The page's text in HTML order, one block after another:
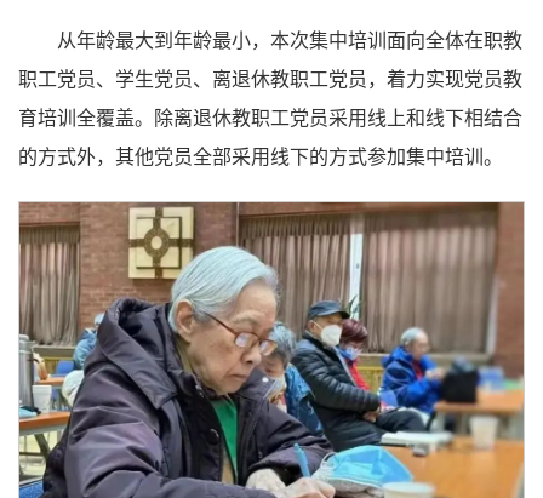
从年龄最大到年龄最小，本次集中培训面向全体在职教
职工党员、学生党员、离退休教职工党员，着力实现党员教
育培训全覆盖。除离退休教职工党员采用线上和线下相结合
的方式外，其他党员全部采用线下的方式参加集中培训。